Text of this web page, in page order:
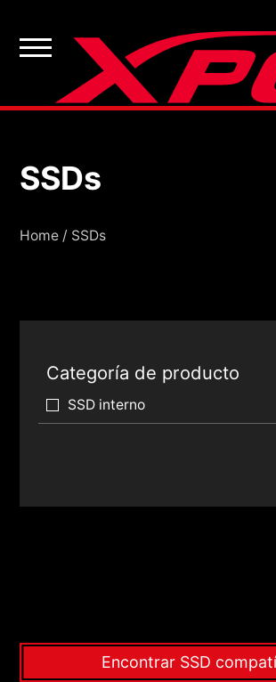
SSDs
SSDs
Home / SSDs
Categoría de producto
SSD interno
Encontrar SSD